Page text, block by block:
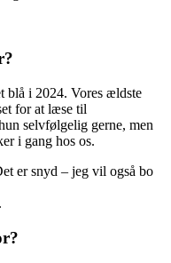
blå i 2024. Vores ældste
for at læse til
selvfølgelig gerne, men
i gang hos os.
er snyd – jeg vil også bo